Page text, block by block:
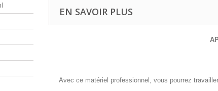
EN SAVOIR PLUS
Avec ce matériel professionnel, vous pourrez